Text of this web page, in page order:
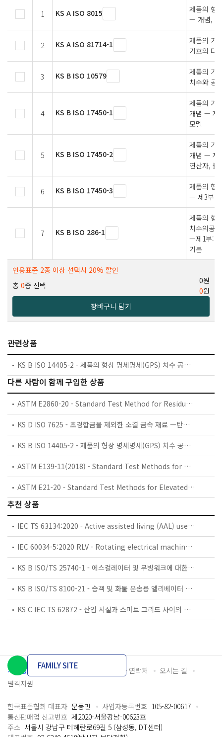
1 KS A ISO 8015
제품의 형
— 개념, 원
2 KS A ISO 81714-1
제품의 기
기호의 디
3 KS B ISO 10579
제품의 기
치수와 공
4 KS B ISO 17450-1
제품의 기
개념 — 제
모델
5 KS B ISO 17450-2
제품의 기
개념 — 제
연산자, 불
6 KS B ISO 17450-3
제품의 형
— 제3부:
7 KS B ISO 286-1
제품의 형
치수의공
—제1부:
기본
인용표준 2종 이상 선택시 20% 할인
총 0종 선택
0원
0원
장바구니 담기
관련상품
KS B ISO 14405-2 - 제품의 형상 명세명세(GPS) 치수 공차 기입 제제2부부: 선 치수 이외의 치수
다른 사람이 함께 구입한 상품
ASTM E2860-20 - Standard Test Method for Residual Stress Measurement by X-Ray Diffraction for Bearing Steels
KS D ISO 7625 - 초경합금을 제외한 소결 금속 재료 —탄소 함유량의 정량을 위한 화학분석 시료 준비
KS B ISO 14405-2 - 제품의 형상 명세명세(GPS) 치수 공차 기입 제제2부부: 선 치수 이외의 치수
ASTM E139-11(2018) - Standard Test Methods for Conducting Creep, Creep-Rupture, and Stress-Rupture Tests of Metallic Materials
ASTM E21-20 - Standard Test Methods for Elevated Temperature Tension Tests of Metallic Materials
추천 상품
IEC TS 63134:2020 - Active assisted living (AAL) use cases
IEC 60034-5:2020 RLV - Rotating electrical machines - Part 5: Degrees of protection provided by the integral design of rotating electrical machines (IP code) - Classification
KS B ISO/TS 25740-1 - 에스컬레이터 및 무빙워크에 대한 안전요건 — 제1부: 세계공통 필수 안전요건(GESRs)
KS B ISO/TS 8100-21 - 승객 및 화물 운송용 엘리베이터 —제21부: 세계공통 필수안전요건(GESRs)을 충족하는 세계공통 안전 파라미터(GSPs)
KS C IEC TS 62872 - 산업 시설과 스마트 그리드 사이의 산업 공정 측정, 제어 및 자동화 시스템 인터페이스
개인정보처리방침 이용약관 담당자 연락처
오시는 길
원격지원
FAMILY SITE
한국표준협회 대표자 문동민 사업자등록번호 105-82-00617
통신판매업 신고번호 제2020-서울강남-00623호
주소 서울시 강남구 테헤란로69길 5 (삼성동, DT센터)